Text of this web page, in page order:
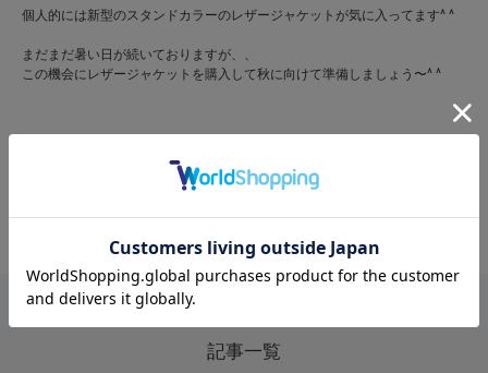
個人的には新型のスタンドカラーのレザージャケットが気に入ってます^ ^
まだまだ暑い日が続いておりますが、、
この機会にレザージャケットを購入して秋に向けて準備しましょう〜^ ^
ライダースジャケット
レザーブルゾン レザージャケット
記事一覧